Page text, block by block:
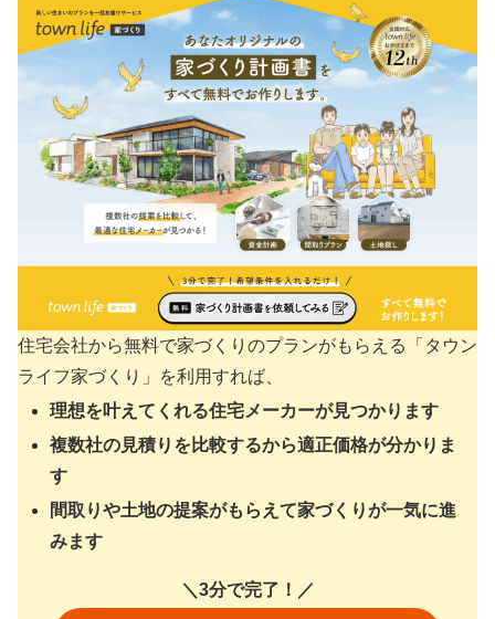
住宅会社から無料で家づくりのプランがもらえる「タウン
ライフ家づくり」を利用すれば、
理想を叶えてくれる住宅メーカーが見つかります
複数社の見積りを比較するから適正価格が分かりま
す
間取りや土地の提案がもらえて家づくりが一気に進
みます
＼3分で完了！／